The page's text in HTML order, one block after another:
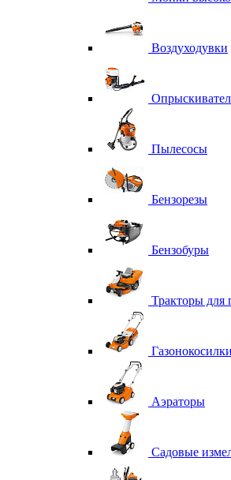
Воздуходувки
Пылесосы
Бензорезы
Бензобуры
Тракторы для
Газонокосилки
Аэраторы
Садовые